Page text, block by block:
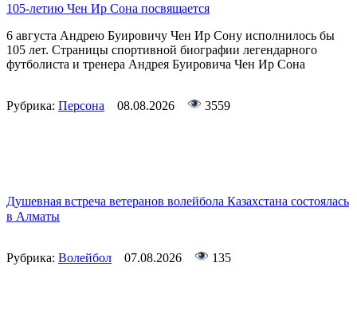
105-летию Чен Ир Сона посвящается
6 августа Андрею Буировичу Чен Ир Сону исполнилось бы
105 лет. Страницы спортивной биографии легендарного
футболиста и тренера Андрея Буировича Чен Ир Сона
Рубрика: Персона 08.08.2026 3559
Душевная встреча ветеранов волейбола Казахстана состоялась
в Алматы
Рубрика: Волейбол 07.08.2026 135